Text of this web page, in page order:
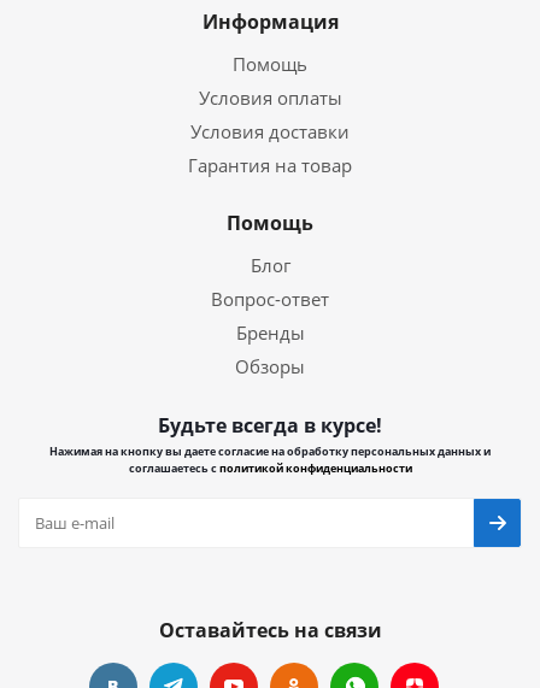
Информация
Помощь
Условия оплаты
Условия доставки
Гарантия на товар
Помощь
Блог
Вопрос-ответ
Бренды
Обзоры
Будьте всегда в курсе!
Нажимая на кнопку вы даете согласие на обработку персональных данных и
соглашаетесь сполитикой конфиденциальности
Оставайтесь на связи